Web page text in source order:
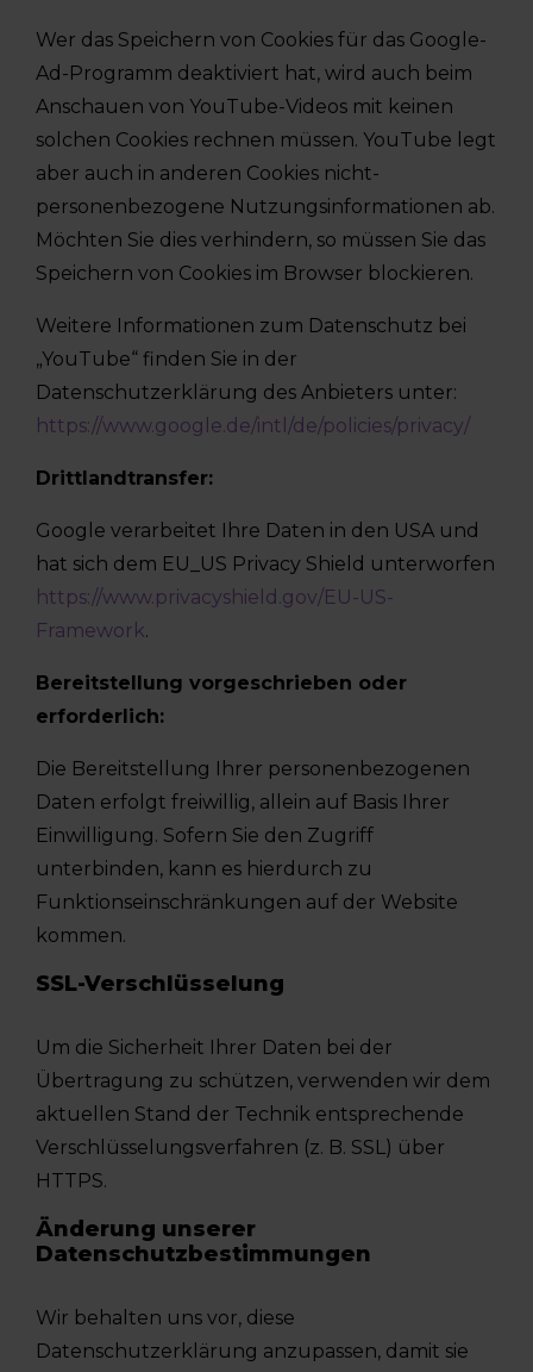
Wer das Speichern von Cookies für das Google-
Ad-Programm deaktiviert hat, wird auch beim
Anschauen von YouTube-Videos mit keinen
solchen Cookies rechnen müssen. YouTube legt
aber auch in anderen Cookies nicht-
personenbezogene Nutzungsinformationen ab.
Möchten Sie dies verhindern, so müssen Sie das
Speichern von Cookies im Browser blockieren.
Weitere Informationen zum Datenschutz bei
„YouTube“ finden Sie in der
Datenschutzerklärung des Anbieters unter:
https://www.google.de/intl/de/policies/privacy/
Drittlandtransfer:
Google verarbeitet Ihre Daten in den USA und
hat sich dem EU_US Privacy Shield unterworfen
https://www.privacyshield.gov/EU-US-
Framework.
Bereitstellung vorgeschrieben oder
erforderlich:
Die Bereitstellung Ihrer personenbezogenen
Daten erfolgt freiwillig, allein auf Basis Ihrer
Einwilligung. Sofern Sie den Zugriff
unterbinden, kann es hierdurch zu
Funktionseinschränkungen auf der Website
kommen.
SSL-Verschlüsselung
Um die Sicherheit Ihrer Daten bei der
Übertragung zu schützen, verwenden wir dem
aktuellen Stand der Technik entsprechende
Verschlüsselungsverfahren (z. B. SSL) über
HTTPS.
Änderung unserer
Datenschutzbestimmungen
Wir behalten uns vor, diese
Datenschutzerklärung anzupassen, damit sie